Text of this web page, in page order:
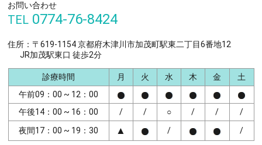
お問い合わせ
TEL 0774-76-8424
住所：〒619-1154 京都府木津川市加茂町駅東二丁目6番地12
JR加茂駅東口 徒歩2分
診療時間 月 火 水 木 金
土
午前09：00 ~ 12：00
午後14：00 ~ 16：00
/ / ○ / /
/
夜間17：00 ~ 19：30
▲ / /